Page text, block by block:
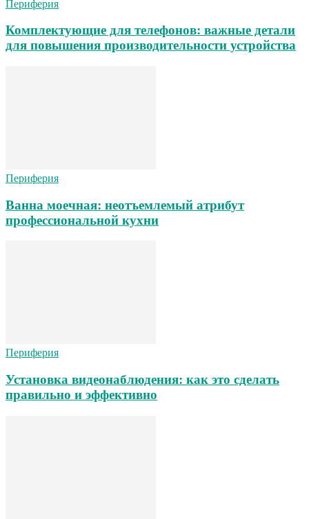
Периферия
Комплектующие для телефонов: важные детали
для повышения производительности устройства
Периферия
Ванна моечная: неотъемлемый атрибут
профессиональной кухни
Периферия
Установка видеонаблюдения: как это сделать
правильно и эффективно